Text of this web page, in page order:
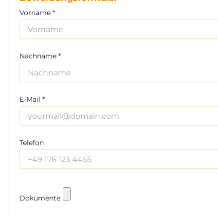
Vorname *
Nachname *
E-Mail *
Telefon
Dokumente